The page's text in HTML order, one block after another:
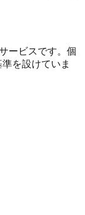
ービスです。個
を設けていま